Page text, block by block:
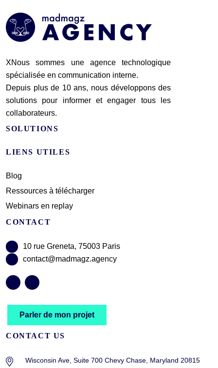
XNous sommes une agence technologique
spécialisée en communication interne.
Depuis plus de 10 ans, nous développons des
solutions pour informer et engager tous les
collaborateurs.
SOLUTIONS
LIENS UTILES
Blog
Ressources à télécharger
Webinars en replay
CONTACT
10 rue Greneta, 75003 Paris
contact@madmagz.agency
Parler de mon projet
CONTACT US
Wisconsin Ave, Suite 700 Chevy Chase, Maryland 20815